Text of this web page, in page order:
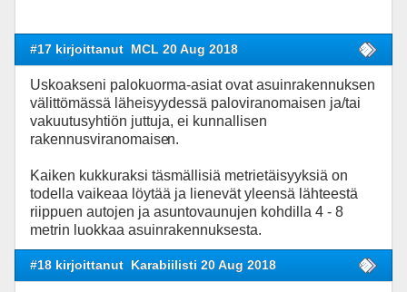
#17 kirjoittanut MCL 20 Aug 2018
Uskoakseni palokuorma-asiat ovat asuinrakennuksen
välittömässä läheisyydessä paloviranomaisen ja/tai
vakuutusyhtiön juttuja, ei kunnallisen
rakennusviranomaisen.
Kaiken kukkuraksi täsmällisiä metrietäisyyksiä on
todella vaikeaa löytää ja lienevät yleensä lähteestä
riippuen autojen ja asuntovaunujen kohdilla 4 - 8
metrin luokkaa asuinrakennuksesta.
#18 kirjoittanut Karabiilisti 20 Aug 2018